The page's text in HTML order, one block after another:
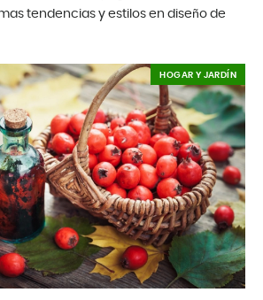
tendencias y estilos en diseño de
HOGAR Y JARDÍN